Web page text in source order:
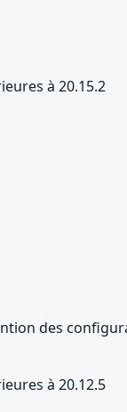
à 20.15.2
des
à 20.12.5